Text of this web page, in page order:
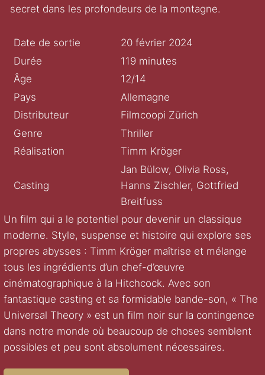
secret dans les profondeurs de la montagne.
Date de sortie
20 février 2024
Durée
119 minutes
Âge
12/14
Pays
Allemagne
Distributeur
Filmcoopi Zürich
Genre
Thriller
Réalisation
Timm Kröger
Casting
Jan Bülow, Olivia Ross,
Hanns Zischler, Gottfried
Breitfuss
Un film qui a le potentiel pour devenir un classique
moderne. Style, suspense et histoire qui explore ses
propres abysses : Timm Kröger maîtrise et mélange
tous les ingrédients d’un chef-d’œuvre
cinématographique à la Hitchcock. Avec son
fantastique casting et sa formidable bande-son, « The
Universal Theory » est un film noir sur la contingence
dans notre monde où beaucoup de choses semblent
possibles et peu sont absolument nécessaires.